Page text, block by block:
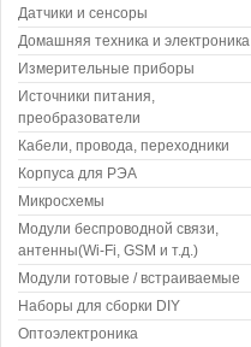
Датчики и сенсоры
Домашняя техника и электроника
Измерительные приборы
Источники питания,
преобразователи
Кабели, провода, переходники
Корпуса для РЭА
Микросхемы
Модули беспроводной связи,
антенны(Wi-Fi, GSM и т.д.)
Модули готовые / встраиваемые
Наборы для сборки DIY
Оптоэлектроника